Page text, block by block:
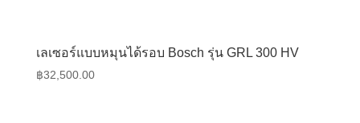
฿7,700.00.
฿5,700.00.
เลเซอร์แบบหมุนได้รอบ Bosch รุ่น GRL 300 HV
฿32,500.00